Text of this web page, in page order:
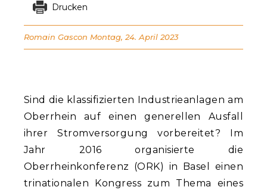
Sind die klassifizierten Industrieanlagen am
Oberrhein auf einen generellen Ausfall
ihrer Stromversorgung vorbereitet? Im
Jahr 2016 organisierte die
Oberrheinkonferenz (ORK) in Basel einen
trinationalen Kongress zum Thema eines
Drucken
Romain Gascon Montag, 24. April 2023